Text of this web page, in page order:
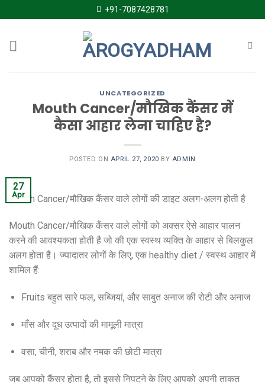
to
+91-7087428781
UNCATEGORIZED
Mouth Cancer/मौखिक कैंसर में
कैसा आहार लेना चाहिए है?
POSTED ON APRIL 27, 2020 BY ADMIN
27
Apr
Mouth Cancer/मौखिक कैंसर वाले लोगों की डाइट अलग-अलग होती है
Mouth Cancer/मौखिक कैंसर वाले लोगों को अक्सर ऐसे आहार पालन
करने की आवश्यकता होती है जो की एक स्वस्थ व्यक्ति के आहार से बिलकुल
अलग होता है। ज्यादातर लोगों के लिए, एक healthy diet / स्वस्थ आहार में
शामिल हैं:­
Fruits बहुत सारे फल, सब्जियां, और साबुत अनाज की रोटी और अनाज
माँस और दूध उत्पादों की मामूली मात्रा
वसा, चीनी, शराब और नमक की छोटी मात्रा
जब आपको कैंसर होता है, तो इससे निपटने के लिए आपको अपनी ताकत